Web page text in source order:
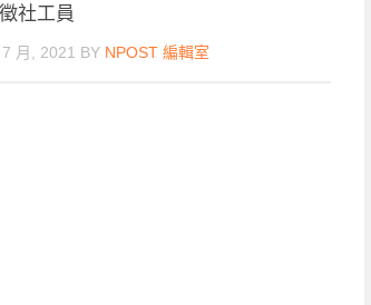
社工員
月, 2021 BY NPOST 編輯室